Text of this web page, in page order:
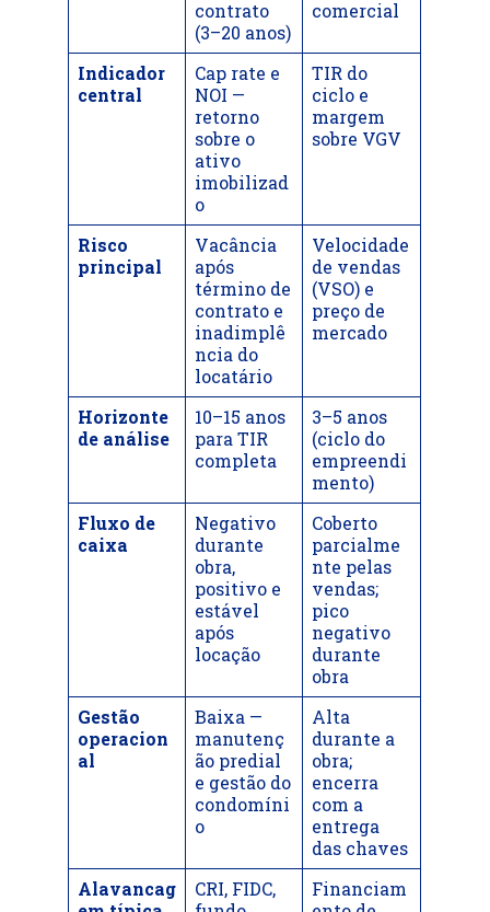
contrato
(3–20 anos)
comercial
Indicador
central
Cap rate e
NOI —
retorno
sobre o
ativo
imobilizad
o
TIR do
ciclo e
margem
sobre VGV
Risco
principal
Vacância
após
término de
contrato e
inadimplê
ncia do
locatário
Velocidade
de vendas
(VSO) e
preço de
mercado
Horizonte
de análise
10–15 anos
para TIR
completa
3–5 anos
(ciclo do
empreendi
mento)
Fluxo de
caixa
Negativo
durante
obra,
positivo e
estável
após
locação
Coberto
parcialme
nte pelas
vendas;
pico
negativo
durante
obra
Gestão
operacion
al
Baixa —
manutenç
ão predial
e gestão do
condomíni
o
Alta
durante a
obra;
encerra
com a
entrega
das chaves
Alavancag
CRI, FIDC,
Financiam